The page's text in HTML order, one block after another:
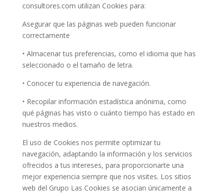
consultores.com utilizan Cookies para:
Asegurar que las páginas web pueden funcionar
correctamente
• Almacenar tus preferencias, como el idioma que has
seleccionado o el tamaño de letra.
• Conocer tu experiencia de navegación.
• Recopilar información estadística anónima, como
qué páginas has visto o cuánto tiempo has estado en
nuestros medios.
El uso de Cookies nos permite optimizar tu
navegación, adaptando la información y los servicios
ofrecidos a tus intereses, para proporcionarte una
mejor experiencia siempre que nos visites. Los sitios
web del Grupo Las Cookies se asocian únicamente a